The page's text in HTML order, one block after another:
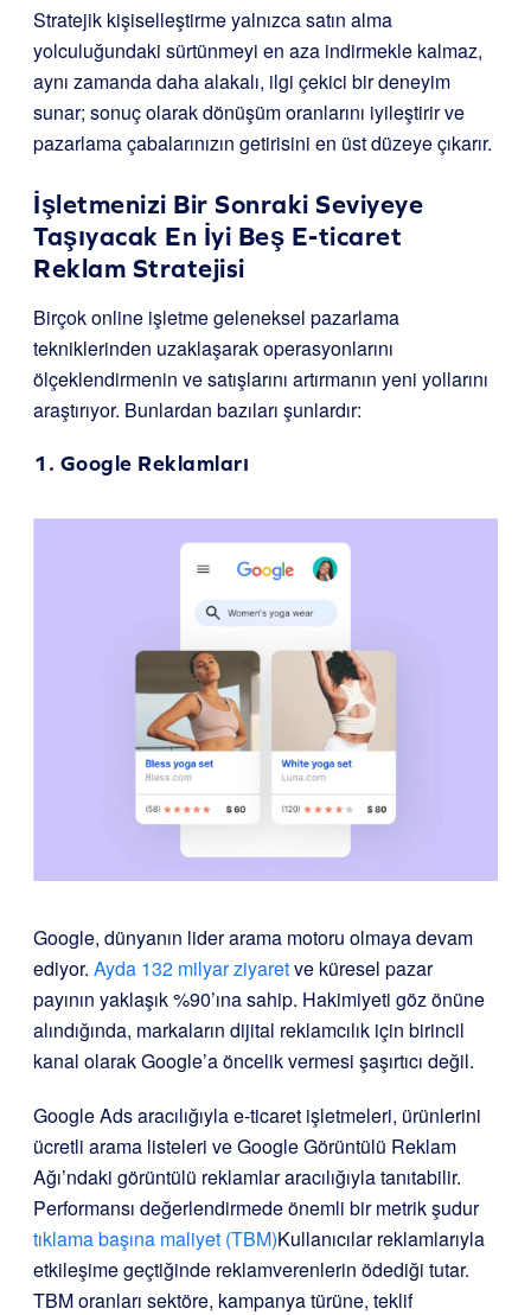
Stratejik kişiselleştirme yalnızca satın alma
yolculuğundaki sürtünmeyi en aza indirmekle kalmaz,
aynı zamanda daha alakalı, ilgi çekici bir deneyim
sunar; sonuç olarak dönüşüm oranlarını iyileştirir ve
pazarlama çabalarınızın getirisini en üst düzeye çıkarır.
İşletmenizi Bir Sonraki Seviyeye
Taşıyacak En İyi Beş E-ticaret
Reklam Stratejisi
Birçok online işletme geleneksel pazarlama
tekniklerinden uzaklaşarak operasyonlarını
ölçeklendirmenin ve satışlarını artırmanın yeni yollarını
araştırıyor. Bunlardan bazıları şunlardır:
1. Google Reklamları
Google, dünyanın lider arama motoru olmaya devam
ediyor. Ayda 132 milyar ziyaretve küresel pazar
payının yaklaşık %90’ına sahip. Hakimiyeti göz önüne
alındığında, markaların dijital reklamcılık için birincil
kanal olarak Google’a öncelik vermesi şaşırtıcı değil.
Google Ads aracılığıyla e-ticaret işletmeleri, ürünlerini
ücretli arama listeleri ve Google Görüntülü Reklam
Ağı’ndaki görüntülü reklamlar aracılığıyla tanıtabilir.
Performansı değerlendirmede önemli bir metrik şudur
tıklama başına maliyet (TBM)Kullanıcılar reklamlarıyla
etkileşime geçtiğinde reklamverenlerin ödediği tutar.
TBM oranları sektöre, kampanya türüne, teklif